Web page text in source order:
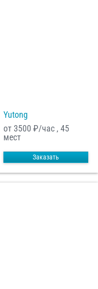
Yutong
от 3500 ₽/час , 45
мест
Заказать